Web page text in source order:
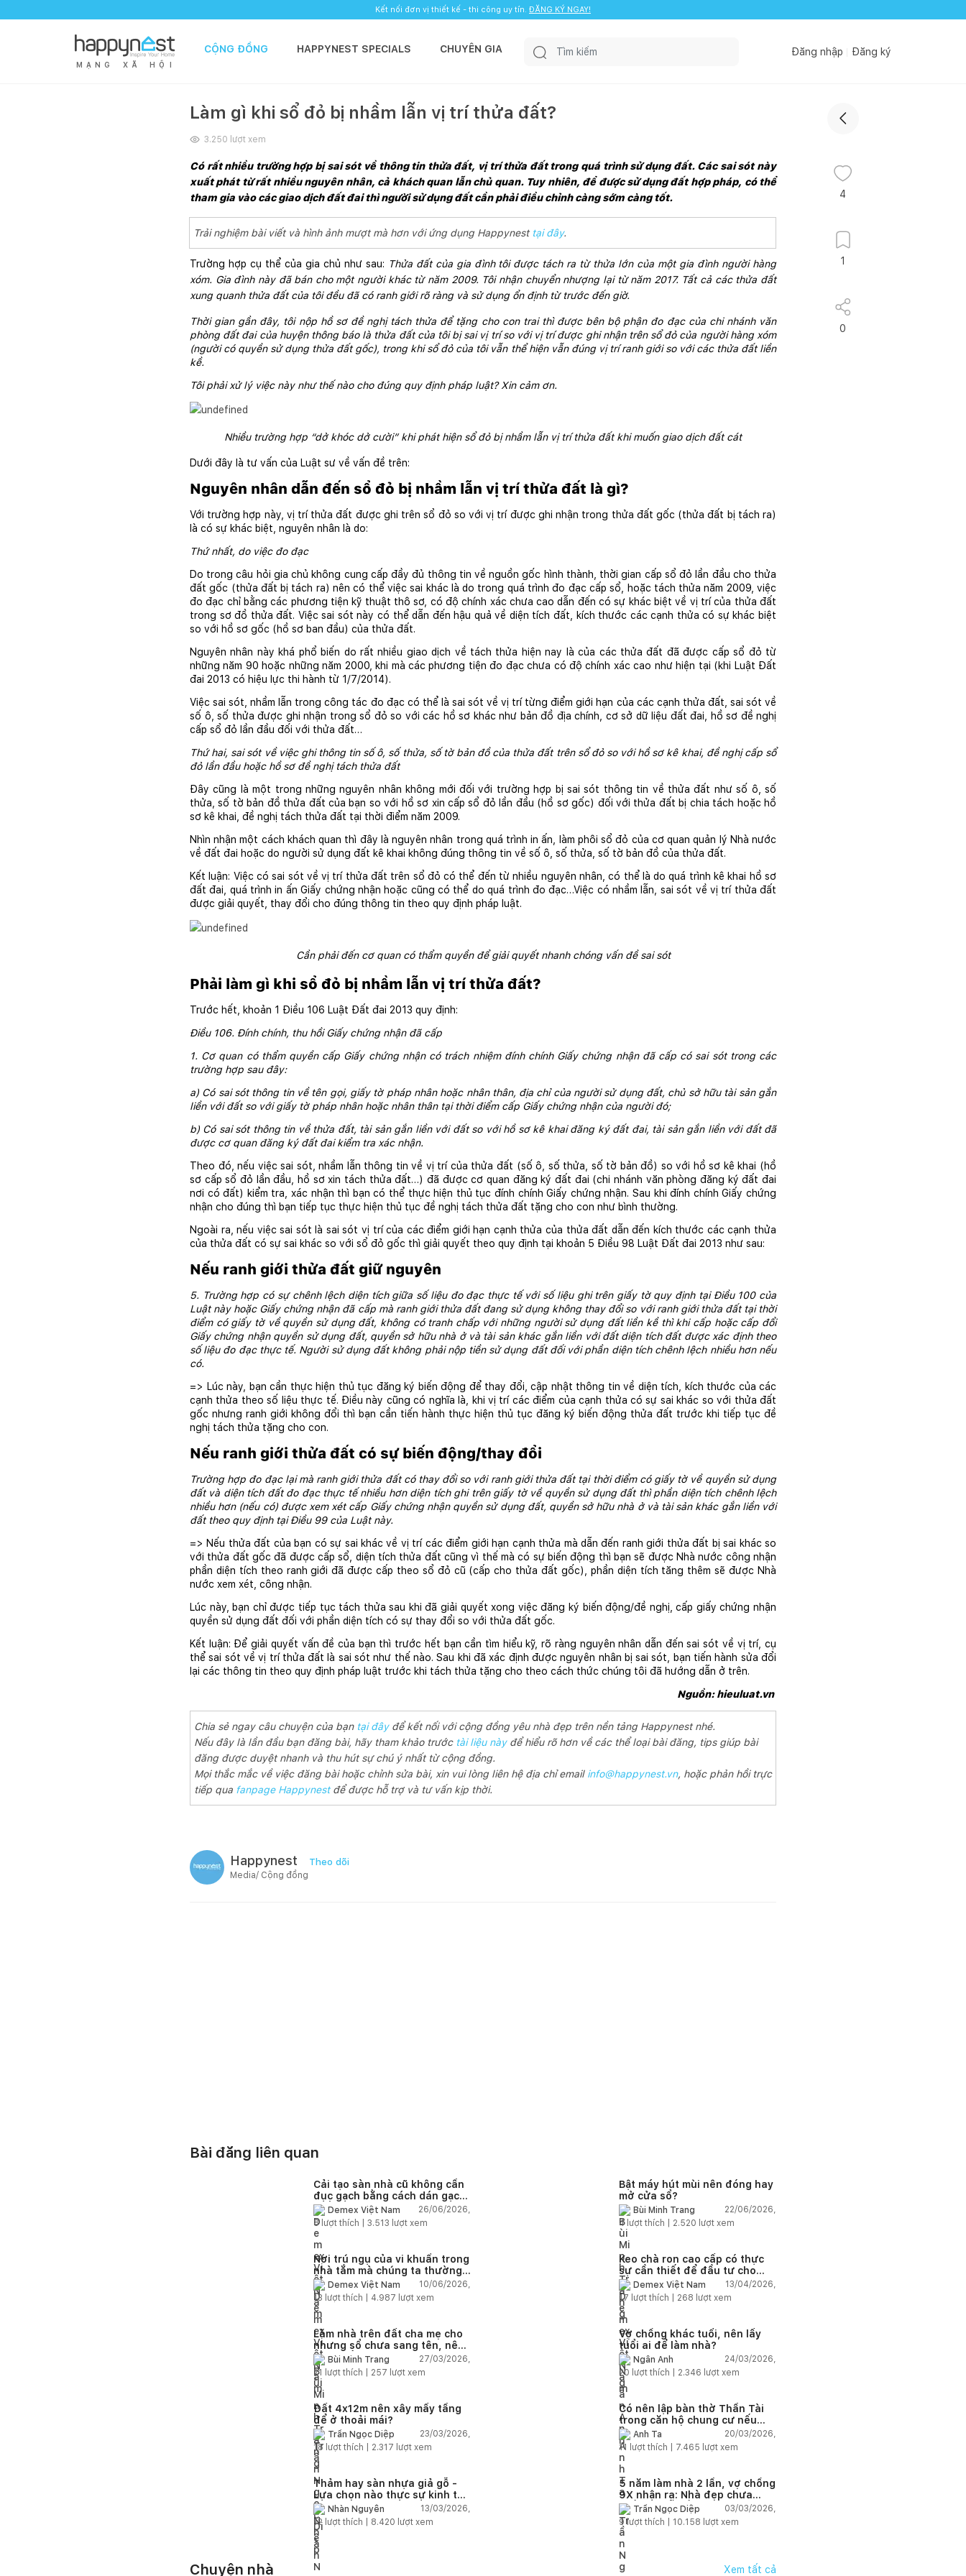
Kết nối đơn vị thiết kế - thi công uy tín. ĐĂNG KÝ NGAY!
M Ạ N G X Ã H Ộ I
CỘNG ĐỒNG HAPPYNEST SPECIALS CHUYÊN GIA Đăng nhập Đăng ký
Làm gì khi sổ đỏ bị nhầm lẫn vị trí thửa đất?
3.250 lượt xem
Có rất nhiều trường hợp bị sai sót về thông tin thửa đất, vị trí thửa đất trong quá trình sử dụng đất. Các sai sót này
xuất phát từ rất nhiều nguyên nhân, cả khách quan lẫn chủ quan. Tuy nhiên, để được sử dụng đất hợp pháp, có thể
tham gia vào các giao dịch đất đai thì người sử dụng đất cần phải điều chỉnh càng sớm càng tốt.
Trải nghiệm bài viết và hình ảnh mượt mà hơn với ứng dụng Happynest tại đây.
Trường hợp cụ thể của gia chủ như sau: Thửa đất của gia đình tôi được tách ra từ thửa lớn của một gia đình người hàng
xóm. Gia đình này đã bán cho một người khác từ năm 2009. Tôi nhận chuyển nhượng lại từ năm 2017. Tất cả các thửa đất
xung quanh thửa đất của tôi đều đã có ranh giới rõ ràng và sử dụng ổn định từ trước đến giờ.
Thời gian gần đây, tôi nộp hồ sơ đề nghị tách thửa để tặng cho con trai thì được bên bộ phận đo đạc của chi nhánh văn
phòng đất đai của huyện thông báo là thửa đất của tôi bị sai vị trí so với vị trí được ghi nhận trên sổ đỏ của người hàng xóm
(người có quyền sử dụng thửa đất gốc), trong khi sổ đỏ của tôi vẫn thể hiện vẫn đúng vị trí ranh giới so với các thửa đất liền
kề.
Tôi phải xử lý việc này như thế nào cho đúng quy định pháp luật? Xin cảm ơn.
Nhiều trường hợp “dở khóc dở cười” khi phát hiện sổ đỏ bị nhầm lẫn vị trí thửa đất khi muốn giao dịch đất cát
Dưới đây là tư vấn của Luật sư về vấn đề trên:
Nguyên nhân dẫn đến sổ đỏ bị nhầm lẫn vị trí thửa đất là gì?
Với trường hợp này, vị trí thửa đất được ghi trên sổ đỏ so với vị trí được ghi nhận trong thửa đất gốc (thửa đất bị tách ra)
là có sự khác biệt, nguyên nhân là do:
Thứ nhất, do việc đo đạc
Do trong câu hỏi gia chủ không cung cấp đầy đủ thông tin về nguồn gốc hình thành, thời gian cấp sổ đỏ lần đầu cho thửa
đất gốc (thửa đất bị tách ra) nên có thể việc sai khác là do trong quá trình đo đạc cấp sổ, hoặc tách thửa năm 2009, việc
đo đạc chỉ bằng các phương tiện kỹ thuật thô sơ, có độ chính xác chưa cao dẫn đến có sự khác biệt về vị trí của thửa đất
trong sơ đồ thửa đất. Việc sai sót này có thể dẫn đến hậu quả về diện tích đất, kích thước các cạnh thửa có sự khác biệt
so với hồ sơ gốc (hồ sơ ban đầu) của thửa đất.
Nguyên nhân này khá phổ biến do rất nhiều giao dịch về tách thửa hiện nay là của các thửa đất đã được cấp sổ đỏ từ
những năm 90 hoặc những năm 2000, khi mà các phương tiện đo đạc chưa có độ chính xác cao như hiện tại (khi Luật Đất
đai 2013 có hiệu lực thi hành từ 1/7/2014).
Việc sai sót, nhầm lẫn trong công tác đo đạc có thể là sai sót về vị trí từng điểm giới hạn của các cạnh thửa đất, sai sót về
số ô, số thửa được ghi nhận trong sổ đỏ so với các hồ sơ khác như bản đồ địa chính, cơ sở dữ liệu đất đai, hồ sơ đề nghị
cấp sổ đỏ lần đầu đối với thửa đất…
Thứ hai, sai sót về việc ghi thông tin số ô, số thửa, số tờ bản đồ của thửa đất trên sổ đỏ so với hồ sơ kê khai, đề nghị cấp sổ
đỏ lần đầu hoặc hồ sơ đề nghị tách thửa đất
Đây cũng là một trong những nguyên nhân không mới đối với trường hợp bị sai sót thông tin về thửa đất như số ô, số
thửa, số tờ bản đồ thửa đất của bạn so với hồ sơ xin cấp sổ đỏ lần đầu (hồ sơ gốc) đối với thửa đất bị chia tách hoặc hồ
sơ kê khai, đề nghị tách thửa đất tại thời điểm năm 2009.
Nhìn nhận một cách khách quan thì đây là nguyên nhân trong quá trình in ấn, làm phôi sổ đỏ của cơ quan quản lý Nhà nước
về đất đai hoặc do người sử dụng đất kê khai không đúng thông tin về số ô, số thửa, số tờ bản đồ của thửa đất.
Kết luận: Việc có sai sót về vị trí thửa đất trên sổ đỏ có thể đến từ nhiều nguyên nhân, có thể là do quá trình kê khai hồ sơ
đất đai, quá trình in ấn Giấy chứng nhận hoặc cũng có thể do quá trình đo đạc…Việc có nhầm lẫn, sai sót về vị trí thửa đất
được giải quyết, thay đổi cho đúng thông tin theo quy định pháp luật.
Cần phải đến cơ quan có thẩm quyền để giải quyết nhanh chóng vấn đề sai sót
Phải làm gì khi sổ đỏ bị nhầm lẫn vị trí thửa đất?
Trước hết, khoản 1 Điều 106 Luật Đất đai 2013 quy định:
Điều 106. Đính chính, thu hồi Giấy chứng nhận đã cấp
1. Cơ quan có thẩm quyền cấp Giấy chứng nhận có trách nhiệm đính chính Giấy chứng nhận đã cấp có sai sót trong các
trường hợp sau đây:
a) Có sai sót thông tin về tên gọi, giấy tờ pháp nhân hoặc nhân thân, địa chỉ của người sử dụng đất, chủ sở hữu tài sản gắn
liền với đất so với giấy tờ pháp nhân hoặc nhân thân tại thời điểm cấp Giấy chứng nhận của người đó;
b) Có sai sót thông tin về thửa đất, tài sản gắn liền với đất so với hồ sơ kê khai đăng ký đất đai, tài sản gắn liền với đất đã
được cơ quan đăng ký đất đai kiểm tra xác nhận.
Theo đó, nếu việc sai sót, nhầm lẫn thông tin về vị trí của thửa đất (số ô, số thửa, số tờ bản đồ) so với hồ sơ kê khai (hồ
sơ cấp sổ đỏ lần đầu, hồ sơ xin tách thửa đất…) đã được cơ quan đăng ký đất đai (chi nhánh văn phòng đăng ký đất đai
nơi có đất) kiểm tra, xác nhận thì bạn có thể thực hiện thủ tục đính chính Giấy chứng nhận. Sau khi đính chính Giấy chứng
nhận cho đúng thì bạn tiếp tục thực hiện thủ tục đề nghị tách thửa đất tặng cho con như bình thường.
Ngoài ra, nếu việc sai sót là sai sót vị trí của các điểm giới hạn cạnh thửa của thửa đất dẫn đến kích thước các cạnh thửa
của thửa đất có sự sai khác so với sổ đỏ gốc thì giải quyết theo quy định tại khoản 5 Điều 98 Luật Đất đai 2013 như sau:
Nếu ranh giới thửa đất giữ nguyên
5. Trường hợp có sự chênh lệch diện tích giữa số liệu đo đạc thực tế với số liệu ghi trên giấy tờ quy định tại Điều 100 của
Luật này hoặc Giấy chứng nhận đã cấp mà ranh giới thửa đất đang sử dụng không thay đổi so với ranh giới thửa đất tại thời
điểm có giấy tờ về quyền sử dụng đất, không có tranh chấp với những người sử dụng đất liền kề thì khi cấp hoặc cấp đổi
Giấy chứng nhận quyền sử dụng đất, quyền sở hữu nhà ở và tài sản khác gắn liền với đất diện tích đất được xác định theo
số liệu đo đạc thực tế. Người sử dụng đất không phải nộp tiền sử dụng đất đối với phần diện tích chênh lệch nhiều hơn nếu
có.
=> Lúc này, bạn cần thực hiện thủ tục đăng ký biến động để thay đổi, cập nhật thông tin về diện tích, kích thước của các
cạnh thửa theo số liệu thực tế. Điều này cũng có nghĩa là, khi vị trí các điểm của cạnh thửa có sự sai khác so với thửa đất
gốc nhưng ranh giới không đổi thì bạn cần tiến hành thực hiện thủ tục đăng ký biến động thửa đất trước khi tiếp tục đề
nghị tách thửa tặng cho con.
Nếu ranh giới thửa đất có sự biến động/thay đổi
Trường hợp đo đạc lại mà ranh giới thửa đất có thay đổi so với ranh giới thửa đất tại thời điểm có giấy tờ về quyền sử dụng
đất và diện tích đất đo đạc thực tế nhiều hơn diện tích ghi trên giấy tờ về quyền sử dụng đất thì phần diện tích chênh lệch
nhiều hơn (nếu có) được xem xét cấp Giấy chứng nhận quyền sử dụng đất, quyền sở hữu nhà ở và tài sản khác gắn liền với
đất theo quy định tại Điều 99 của Luật này.
=> Nếu thửa đất của bạn có sự sai khác về vị trí các điểm giới hạn cạnh thửa mà dẫn đến ranh giới thửa đất bị sai khác so
với thửa đất gốc đã được cấp sổ, diện tích thửa đất cũng vì thế mà có sự biến động thì bạn sẽ được Nhà nước công nhận
phần diện tích theo ranh giới đã được cấp theo sổ đỏ cũ (cấp cho thửa đất gốc), phần diện tích tăng thêm sẽ được Nhà
nước xem xét, công nhận.
Lúc này, bạn chỉ được tiếp tục tách thửa sau khi đã giải quyết xong việc đăng ký biến động/đề nghị, cấp giấy chứng nhận
quyền sử dụng đất đối với phần diện tích có sự thay đổi so với thửa đất gốc.
Kết luận: Để giải quyết vấn đề của bạn thì trước hết bạn cần tìm hiểu kỹ, rõ ràng nguyên nhân dẫn đến sai sót về vị trí, cụ
thể sai sót về vị trí thửa đất là sai sót như thế nào. Sau khi đã xác định được nguyên nhân bị sai sót, bạn tiến hành sửa đổi
lại các thông tin theo quy định pháp luật trước khi tách thửa tặng cho theo cách thức chúng tôi đã hướng dẫn ở trên.
Nguồn: hieuluat.vn
Chia sẻ ngay câu chuyện của bạn tại đâyđể kết nối với cộng đồng yêu nhà đẹp trên nền tảng Happynest nhé.
Nếu đây là lần đầu bạn đăng bài, hãy tham khảo trước tài liệu nàyđể hiểu rõ hơn về các thể loại bài đăng, tips giúp bài
đăng được duyệt nhanh và thu hút sự chú ý nhất từ cộng đồng.
Mọi thắc mắc về việc đăng bài hoặc chỉnh sửa bài, xin vui lòng liên hệ địa chỉ email info@happynest.vn, hoặc phản hồi trực
tiếp qua fanpage Happynestđể được hỗ trợ và tư vấn kịp thời.
Happynest Theo dõi
Media/ Cộng đồng
Bài đăng liên quan
Cải tạo sàn nhà cũ không cần
đục gạch bằng cách dán gạch
chồng gạch có được không?
Demex Việt Nam
26/06/2026,
8lượt thích | 3.513 lượt xem
Bật máy hút mùi nên đóng hay
mở cửa sổ?
Bùi Minh Trang
22/06/2026,
4lượt thích | 2.520 lượt xem
Nơi trú ngụ của vi khuẩn trong
nhà tắm mà chúng ta thường
bỏ qua
Demex Việt Nam
10/06/2026,
13 lượt thích | 4.987 lượt xem
Keo chà ron cao cấp có thực
sự cần thiết để đầu tư cho
nhà ở dân dụng?
Demex Việt Nam
13/04/2026,
17 lượt thích | 268 lượt xem
Làm nhà trên đất cha mẹ cho
nhưng sổ chưa sang tên, nên
xem tuổi ai?
Bùi Minh Trang
27/03/2026,
21
lượt thích | 257 lượt xem
Vợ chồng khác tuổi, nên lấy
tuổi ai để làm nhà?
Ngân Anh
24/03/2026,
20 lượt thích | 2.346 lượt xem
Đất 4x12m nên xây mấy tầng
để ở thoải mái?
Trần Ngọc Diệp
23/03/2026,
18 lượt thích | 2.317 lượt xem
Có nên lập bàn thờ Thần Tài
trong căn hộ chung cư nếu
bán hàng online?
Anh Ta
20/03/2026,
11
lượt thích | 7.465 lượt xem
Thảm hay sàn nhựa giả gỗ -
Lựa chọn nào thực sự kinh tế
cho bài toán lâu dài?
Nhàn Nguyễn
13/03/2026,
12 lượt thích | 8.420 lượt xem
5 năm làm nhà 2 lần, vợ chồng
9X nhận ra: Nhà đẹp chưa
chắc đã dễ sống!
Trần Ngọc Diệp
03/03/2026,
9 lượt thích | 10.158 lượt xem
Chuyện nhà Xem tất cả
4
1
0